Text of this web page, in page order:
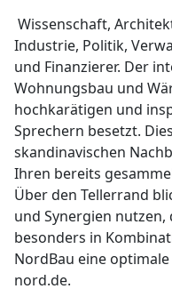
Wissenschaft,
Industrie, Politik,
und Finanzierer. Der
Wohnungsbau und
hochkarätigen und
Sprechern besetzt.
skandinavischen
Ihren bereits
Über den Tellerrand
und Synergien nutzen,
besonders in
NordBau eine
nord.de.